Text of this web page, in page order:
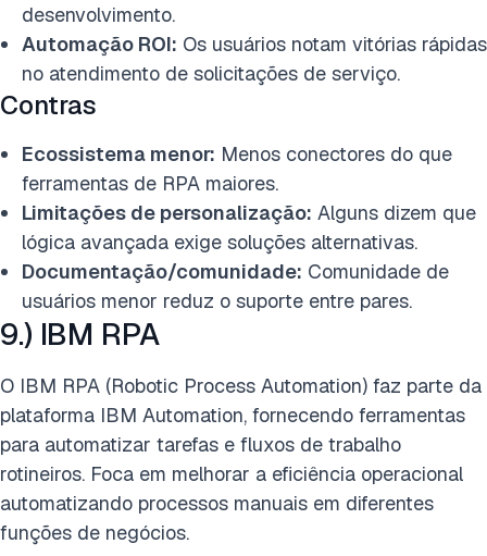
desenvolvimento.
Automação ROI: Os usuários notam vitórias rápidas
no atendimento de solicitações de serviço.
Contras
Ecossistema menor: Menos conectores do que
ferramentas de RPA maiores.
Limitações de personalização: Alguns dizem que
lógica avançada exige soluções alternativas.
Documentação/comunidade: Comunidade de
usuários menor reduz o suporte entre pares.
9.) IBM RPA
O IBM RPA (Robotic Process Automation) faz parte da
plataforma IBM Automation, fornecendo ferramentas
para automatizar tarefas e fluxos de trabalho
rotineiros. Foca em melhorar a eficiência operacional
automatizando processos manuais em diferentes
funções de negócios.